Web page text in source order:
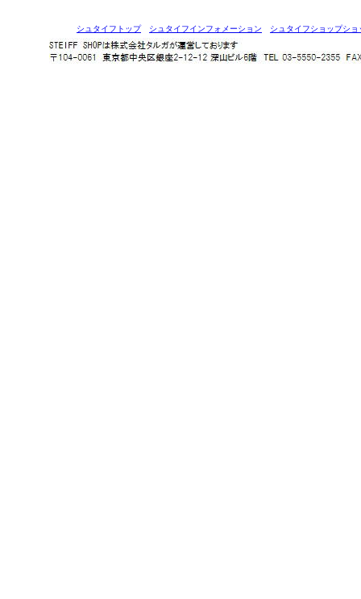
シュタイフトップ シュタイフインフォメーション シュタイフショップショ